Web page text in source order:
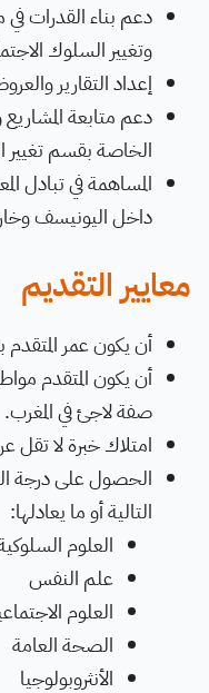
دعم بناء القدرات
وتغيير السلوك
إعداد التقارير
دعم متابعة المشاريع
الخاصة بقسم تغيير
المساهمة في تبادل
داخل اليونيسف
معايير التقديم
أن يكون عمر المتقدم
أن يكون المتقدم
صفة لاجئ في المغرب.
امتلاك خبرة لا تقل
الحصول على درجة
التالية أو ما يعادلها:
العلوم
علم النفس
العلوم
الصحة العامة
الأنثروبولوجيا